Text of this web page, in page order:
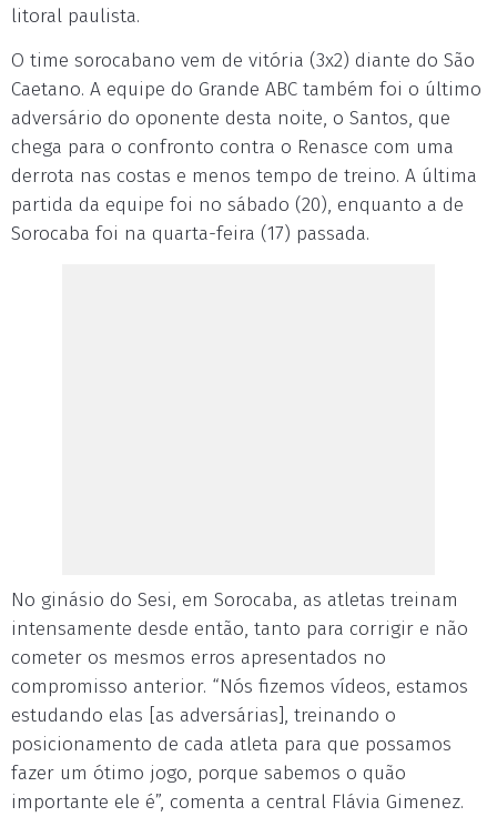
litoral paulista.
O time sorocabano vem de vitória (3x2) diante do São
Caetano. A equipe do Grande ABC também foi o último
adversário do oponente desta noite, o Santos, que
chega para o confronto contra o Renasce com uma
derrota nas costas e menos tempo de treino. A última
partida da equipe foi no sábado (20), enquanto a de
Sorocaba foi na quarta-feira (17) passada.
No ginásio do Sesi, em Sorocaba, as atletas treinam
intensamente desde então, tanto para corrigir e não
cometer os mesmos erros apresentados no
compromisso anterior. “Nós fizemos vídeos, estamos
estudando elas [as adversárias], treinando o
posicionamento de cada atleta para que possamos
fazer um ótimo jogo, porque sabemos o quão
importante ele é”, comenta a central Flávia Gimenez.